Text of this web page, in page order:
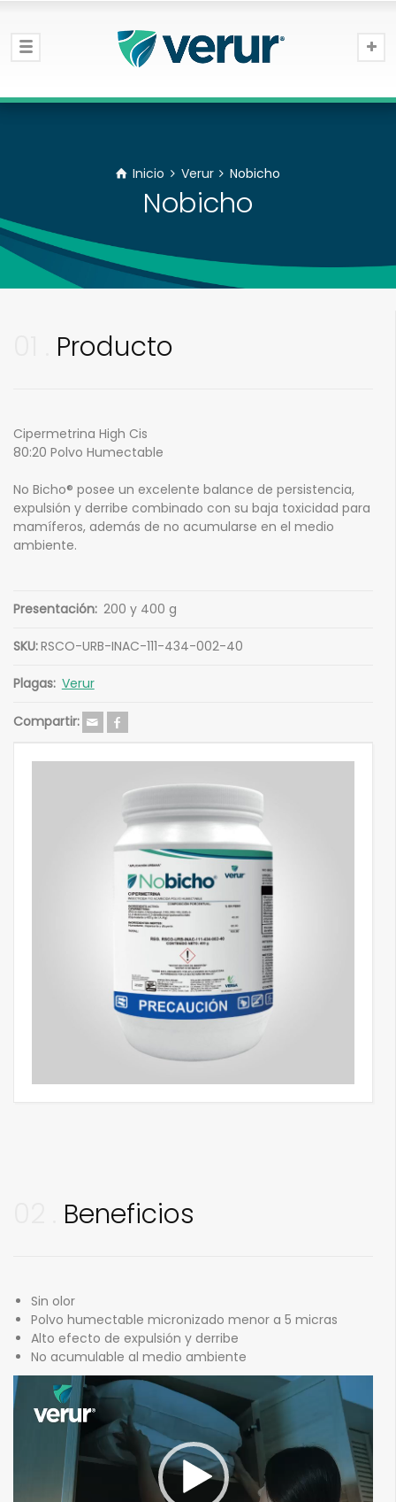
Inicio Verur Nobicho
Nobicho
Producto
Cipermetrina High Cis
80:20 Polvo Humectable
No Bicho® posee un excelente balance de persistencia,
expulsión y derribe combinado con su baja toxicidad para
mamíferos, además de no acumularse en el medio
ambiente.
Presentación: 200 y 400 g
SKU:RSCO-URB-INAC-111-434-002-40
Plagas: Verur
Compartir:
Beneficios
Sin olor
Polvo humectable micronizado menor a 5 micras
Alto efecto de expulsión y derribe
No acumulable al medio ambiente
Reproductor
de
vídeo